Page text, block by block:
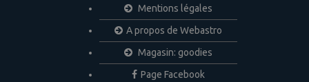
Mentions légales
A propos de Webastro
Magasin: goodies
Page Facebook